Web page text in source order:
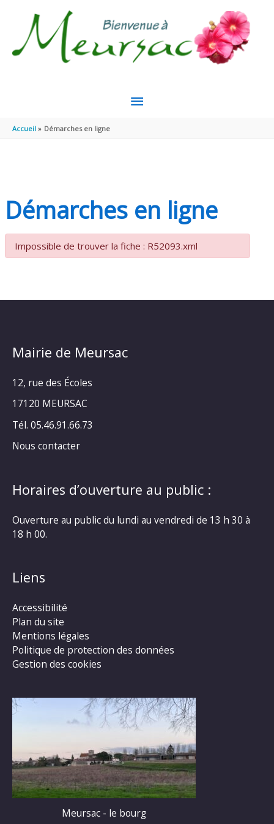
MENU
Accueil Démarches en ligne
Démarches en ligne
Impossible de trouver la fiche : R52093.xml
Mairie de Meursac
12, rue des Écoles
17120 MEURSAC
Tél. 05.46.91.66.73
Nous contacter
Horaires d’ouverture au public :
Ouverture au public du lundi au vendredi de 13 h 30 à
18 h 00.
Liens
Accessibilité
Plan du site
Mentions légales
Politique de protection des données
Gestion des cookies
Meursac - le bourg